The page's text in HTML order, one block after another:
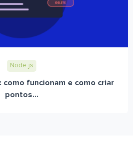
Node.js
como funcionam e como criar
pontos...